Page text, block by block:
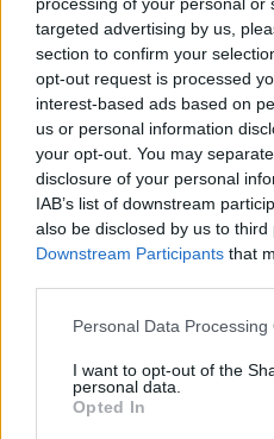
targeted advertising by us,
section to confirm your
opt-out request is processed
interest-based ads based on
us or personal information
your opt-out. You may
disclosure of your personal
IAB’s list of downstream
also be disclosed by us to third
Downstream Participants that
Personal Data Processing
I want to opt-out of the
personal data.
Opted In
komunikacijos
paaiškino, kad buvo
procedūra.
„Pirkėjai informuoti
interneto svetainėje
parduotuvėje. Iki
grąžinti vištieną ir
Apgailestaujame dėl
situacijos“, – teigė jis.